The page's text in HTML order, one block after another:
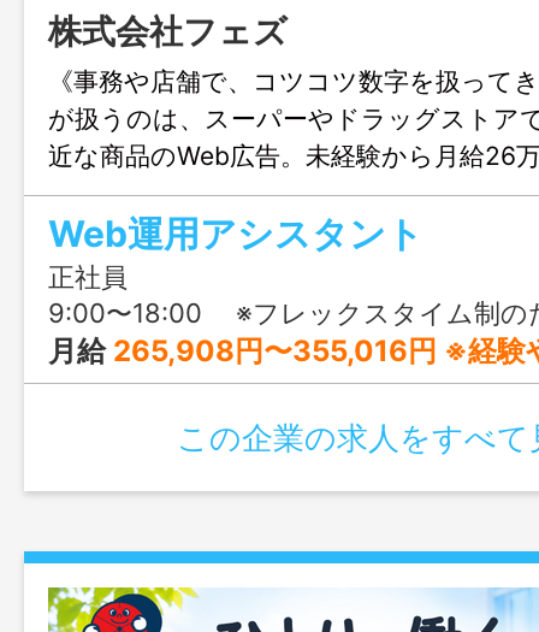
株式会社フェズ
《事務や店舗で、コツコツ数字を扱って
が扱うのは、スーパーやドラッグストア
近な商品のWeb広告。未経験から月給26
休み＆リモート・フルフレックスの環境
「Webのスキル」を身につけるチャンス
Web運用アシスタント
正社員
9:00〜18:00 ※フレックスタイム制のため、業務に合わせて柔軟に勤務時間の調整が可能
月給 265,908円〜355,016円 ※経験やスキルに
この企業の求人をすべて